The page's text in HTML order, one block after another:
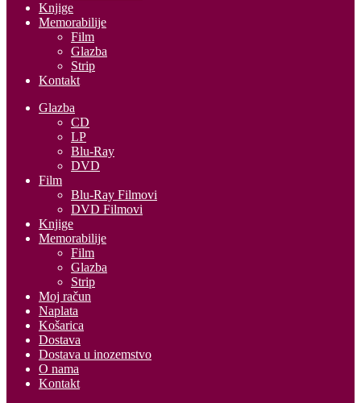
Knjige
Memorabilije
Film
Glazba
Strip
Kontakt
Glazba
CD
LP
Blu-Ray
DVD
Film
Blu-Ray Filmovi
DVD Filmovi
Knjige
Memorabilije
Film
Glazba
Strip
Moj račun
Naplata
Košarica
Dostava
Dostava u inozemstvo
O nama
Kontakt